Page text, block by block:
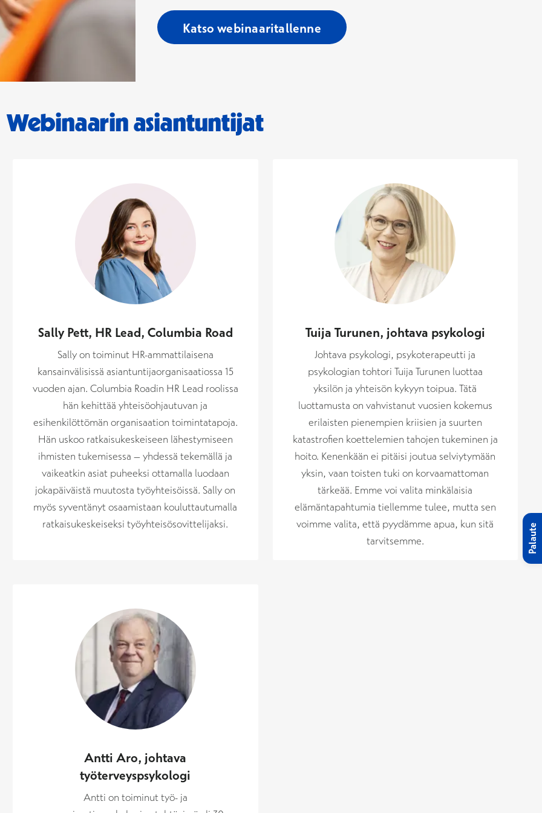
Katso webinaaritallenne
Webinaarin asiantuntijat
Sally Pett, HR Lead, Columbia Road
Sally on toiminut HR-ammattilaisena
kansainvälisissä asiantuntijaorganisaatiossa 15
vuoden ajan. Columbia Roadin HR Lead roolissa
hän kehittää yhteisöohjautuvan ja
esihenkilöttömän organisaation toimintatapoja.
Hän uskoo ratkaisukeskeiseen lähestymiseen
ihmisten tukemisessa – yhdessä tekemällä ja
vaikeatkin asiat puheeksi ottamalla luodaan
jokapäiväistä muutosta työyhteisöissä. Sally on
myös syventänyt osaamistaan kouluttautumalla
ratkaisukeskeiseksi työyhteisösovittelijaksi.
Tuija Turunen, johtava psykologi
Johtava psykologi, psykoterapeutti ja
psykologian tohtori Tuija Turunen luottaa
yksilön ja yhteisön kykyyn toipua. Tätä
luottamusta on vahvistanut vuosien kokemus
erilaisten pienempien kriisien ja suurten
katastrofien koettelemien tahojen tukeminen ja
hoito. Kenenkään ei pitäisi joutua selviytymään
yksin, vaan toisten tuki on korvaamattoman
tärkeää. Emme voi valita minkälaisia
elämäntapahtumia tiellemme tulee, mutta sen
voimme valita, että pyydämme apua, kun sitä
tarvitsemme.
Antti Aro, johtava
työterveyspsykologi
Antti on toiminut työ- ja
Palaute